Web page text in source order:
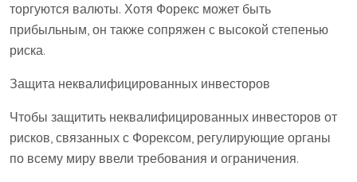
торгуются валюты. Хотя Форекс может быть
прибыльным, он также сопряжен с высокой степенью
риска.
Защита неквалифицированных инвесторов
Чтобы защитить неквалифицированных инвесторов от
рисков, связанных с Форексом, регулирующие органы
по всему миру ввели требования и ограничения.